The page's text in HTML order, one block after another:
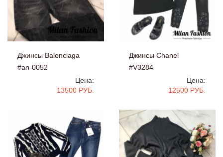
Джинсы Balenciaga
#an-0052
Цена:
13500 РУБ.
Джинсы Chanel
#V3284
Цена:
12500 РУБ.